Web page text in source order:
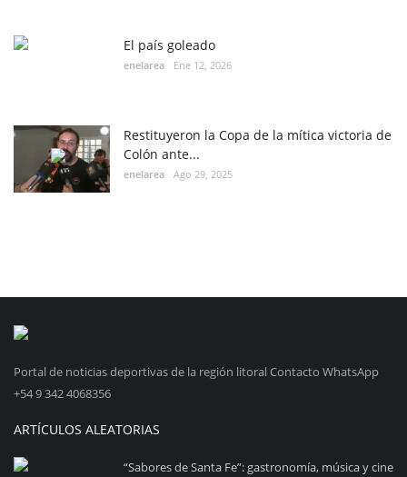
El país goleado
enelarea Ene 12, 2026
Restituyeron la Copa de la mítica victoria de
Colón ante...
enelarea Ago 29, 2025
Portal de noticias deportivas de la región litoral Contacto WhatsApp
+54 9 342 4068356
ARTÍCULOS ALEATORIAS
“Sabores de Santa Fe”: gastronomía, música y cine